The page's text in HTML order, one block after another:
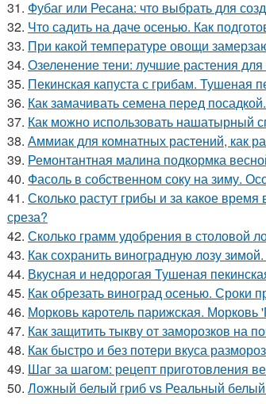
31. Фубаг или Ресана: что выбрать для
32. Что садить на даче осенью. Как
33. При какой температуре овощи
34. Озеленение тени: лучшие растения для
35. Пекинская капуста с грибам. Тушеная
36. Как замачивать семена перед
37. Как можно использовать нашатырный
38. Аммиак для комнатных растений, как
39. Ремонтантная малина подкормка
40. Фасоль в собственном соку на зиму.
41. Сколько растут грибы и за какое
среза?
42. Сколько грамм удобрения в столовой
43. Как сохранить виноградную лозу
44. Вкусная и недорогая Тушеная
45. Как обрезать виноград осенью. Сроки
46. Морковь каротель парижская. Морковь
47. Как защитить тыкву от заморозков на
48. Как быстро и без потери вкуса
49. Шаг за шагом: рецепт приготовления
50. Ложный белый гриб vs Реальный белый